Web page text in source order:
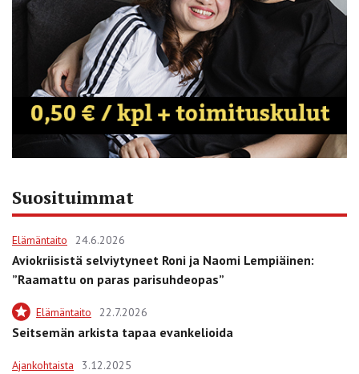
Suosituimmat
Elämäntaito 24.6.2026
Aviokriisistä selviytyneet Roni ja Naomi Lempiäinen:
”Raamattu on paras parisuhdeopas”
Elämäntaito 22.7.2026
Seitsemän arkista tapaa evankelioida
Ajankohtaista 3.12.2025